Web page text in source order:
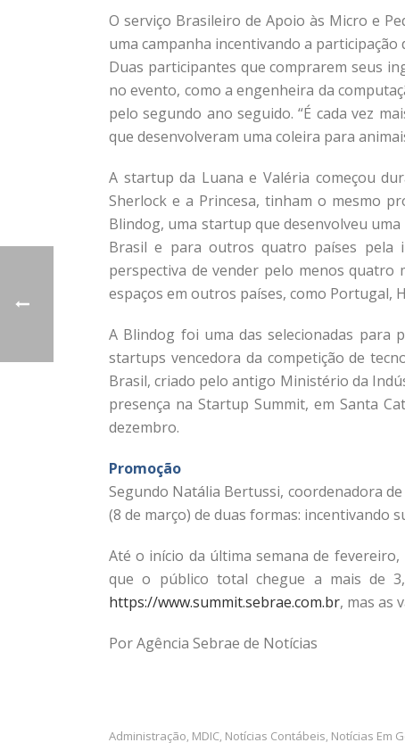
O serviço Brasileiro de Apoio às Micro e
uma campanha incentivando a
Duas participantes que comprarem seus
no evento, como a engenheira da
pelo segundo ano seguido. “É cada vez
que desenvolveram uma coleira para
A startup da Luana e Valéria começou
Sherlock e a Princesa, tinham o mesmo
Blindog, uma startup que desenvolveu
Brasil e para outros quatro países pela
perspectiva de vender pelo menos quatro
espaços em outros países, como Portugal,
A Blindog foi uma das selecionadas para
startups vencedora da competição de
Brasil, criado pelo antigo Ministério da
presença na Startup Summit, em Santa
dezembro.
Promoção
Segundo Natália Bertussi, coordenadora
(8 de março) de duas formas: incentivando
Até o início da última semana de
que o público total chegue a mais de
https://www.summit.sebrae.com.br, mas as
Por Agência Sebrae de Notícias
Administração, MDIC, Notícias Contábeis, Notícias Em